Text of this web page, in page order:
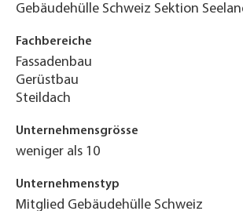
Gebäudehülle Schweiz Sektion
Fachbereiche
Fassadenbau
Gerüstbau
Steildach
Unternehmensgrösse
weniger als 10
Unternehmenstyp
Mitglied Gebäudehülle Schweiz